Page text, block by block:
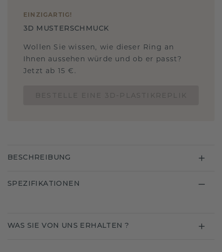
EINZIGARTIG !
3D MUSTERSCHMUCK
Wollen Sie wissen, wie dieser Ring an
Ihnen aussehen würde und ob er passt?
Jetzt ab 15 €.
BESCHREIBUNG
SPEZIFIKATIONEN
WAS SIE VON UNS ERHALTEN ?